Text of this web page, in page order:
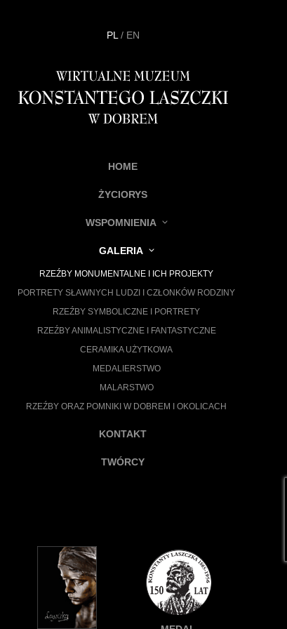
PL / EN
HOME
ŻYCIORYS
WSPOMNIENIA
GALERIA
RZEŹBY MONUMENTALNE I ICH PROJEKTY
PORTRETY SŁAWNYCH LUDZI I CZŁONKÓW RODZINY
RZEŹBY SYMBOLICZNE I PORTRETY
RZEŹBY ANIMALISTYCZNE I FANTASTYCZNE
CERAMIKA UŻYTKOWA
MEDALIERSTWO
MALARSTWO
RZEŹBY ORAZ POMNIKI W DOBREM I OKOLICACH
KONTAKT
TWÓRCY